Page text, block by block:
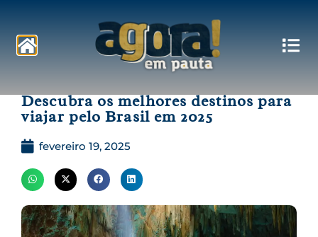
Descubra os melhores destinos para
viajar pelo Brasil em 2025
fevereiro 19, 2025